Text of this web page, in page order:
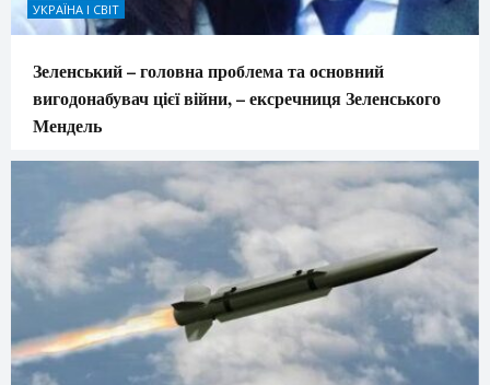
УКРАЇНА І СВІТ
Зеленський – головна проблема та основний
вигодонабувач цієї війни, – ексречниця Зеленського
Мендель